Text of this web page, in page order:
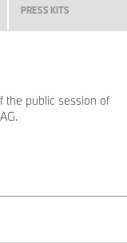
PRESS KITS
the public session of